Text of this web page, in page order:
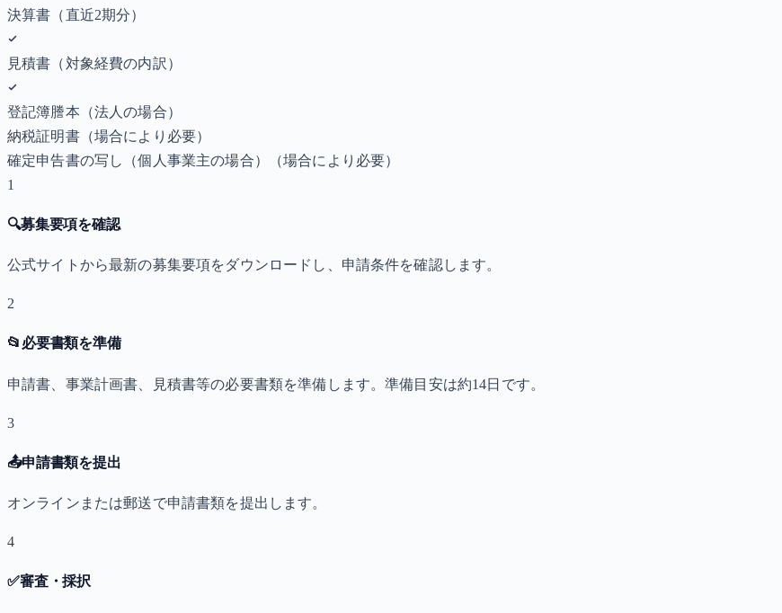
決算書（直近2期分）
見積書（対象経費の内訳）
登記簿謄本（法人の場合）
納税証明書（場合により必要）
確定申告書の写し（個人事業主の場合）
（場合により必要）
1
🔍募集要項を確認
公式サイトから最新の募集要項をダウンロードし、申請条件を確認します。
2
📂 必要書類を準備
申請書、事業計画書、見積書等の必要書類を準備します。準備目安は約14日です。
3
📤申請書類を提出
オンラインまたは郵送で申請書類を提出します。
4
✅審査・採択